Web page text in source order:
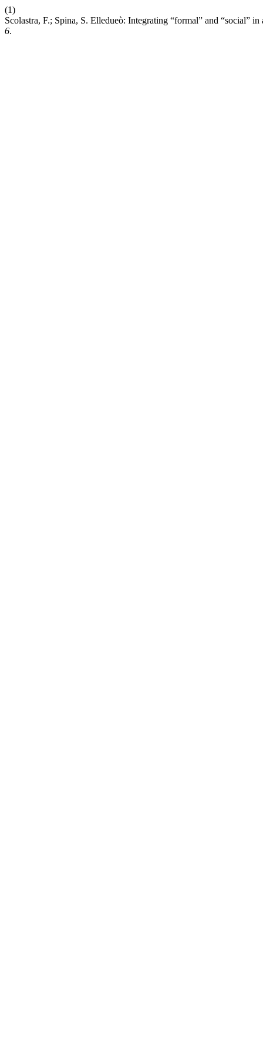
(1)
Scolastra, F.; Spina, S. Elledueò: Integrating “formal” and “social”
6.